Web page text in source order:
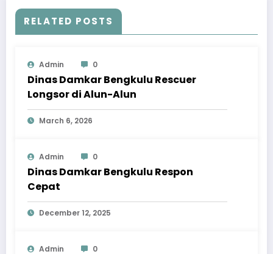
RELATED POSTS
Admin 0
Dinas Damkar Bengkulu Rescuer
Longsor di Alun-Alun
March 6, 2026
Admin 0
Dinas Damkar Bengkulu Respon
Cepat
December 12, 2025
Admin 0